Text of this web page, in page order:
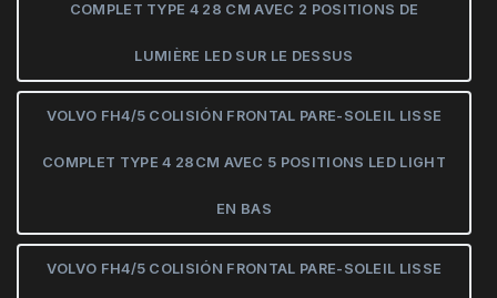
COMPLET TYPE 4 28 CM AVEC 2 POSITIONS DE
LUMIÈRE LED SUR LE DESSUS
VOLVO FH4/5 COLISIÓN FRONTAL PARE-SOLEIL LISSE
COMPLET TYPE 4 28CM AVEC 5 POSITIONS LED LIGHT
EN BAS
VOLVO FH4/5 COLISIÓN FRONTAL PARE-SOLEIL LISSE